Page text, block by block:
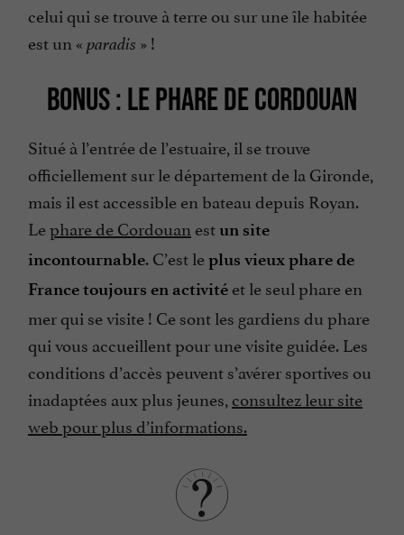
celui qui se trouve à terre ou sur une île habitée
est un « paradis » !
BONUS : LE PHARE DE CORDOUAN
Situé à l’entrée de l’estuaire, il se trouve
officiellement sur le département de la Gironde,
mais il est accessible en bateau depuis Royan.
Lephare de Cordouan estun site
incontournable. C’est leplus vieux phare de
France toujours en activité et le seul phare en
mer qui se visite ! Ce sont les gardiens du phare
qui vous accueillent pour une visite guidée. Les
conditions d’accès peuvent s’avérer sportives ou
inadaptées aux plus jeunes, consultez leur site
web pour plus d’informations.